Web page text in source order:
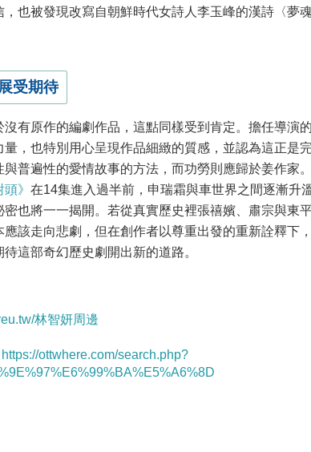
也被發現改寫自朝鮮時代女詩人李玉峰的漢詩〈夢魂
受期待
沒有原作的編劇作品，這點同樣受到肯定。擔任導演
，也特別用心呈現作品細緻的質感，並認為這正是
普遍性的愛情故事的方法，而功勞則應歸於姜作家
》 在14集進入過半前，申瑞霜與車世界之間逐漸升
密也將一一揭開。若從真實歷史裡張禧嬪、肅宗與東
該走向悲劇，但在創作者以尊重出發的重新詮釋下
這部奇幻歷史劇開出新的道路。
林智妍周邊
https://ottwhere.com/search.php?